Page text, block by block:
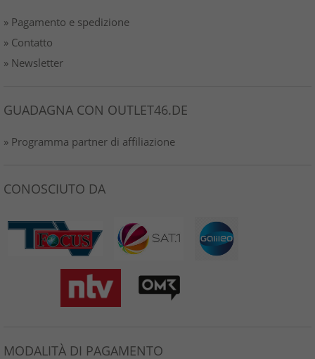
» Pagamento e spedizione
» Contatto
» Newsletter
GUADAGNA CON OUTLET46.DE
» Programma partner di affiliazione
CONOSCIUTO DA
MODALITÀ DI PAGAMENTO